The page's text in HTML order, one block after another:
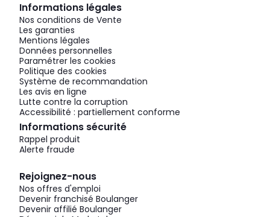
Informations légales
Nos conditions de Vente
Les garanties
Mentions légales
Données personnelles
Paramétrer les cookies
Politique des cookies
Système de recommandation
Les avis en ligne
Lutte contre la corruption
Accessibilité : partiellement conforme
Informations sécurité
Rappel produit
Alerte fraude
Rejoignez-nous
Nos offres d'emploi
Devenir franchisé Boulanger
Devenir affilié Boulanger